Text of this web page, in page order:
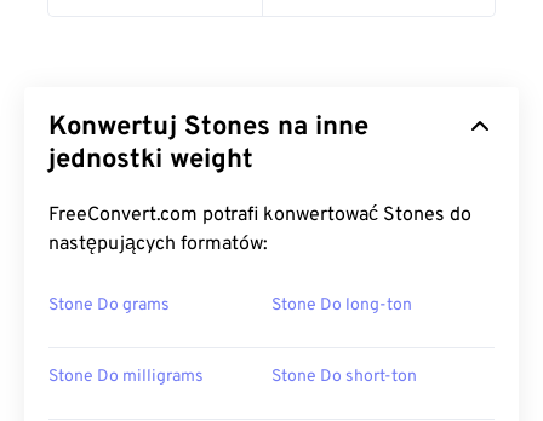
Konwertuj Stones na inne
jednostki weight
FreeConvert.com potrafi konwertować Stones do
następujących formatów:
Stone Do grams Stone Do long-ton
Stone Do milligrams Stone Do short-ton